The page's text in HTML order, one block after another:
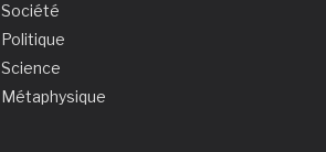
Société
Politique
Science
Métaphysique